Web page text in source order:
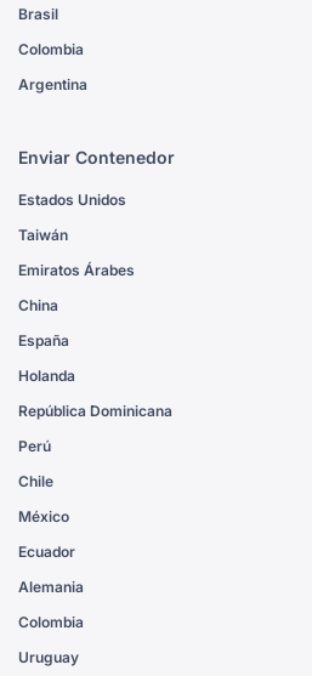
Brasil
Colombia
Argentina
Enviar Contenedor
Estados Unidos
Taiwán
Emiratos Árabes
China
España
Holanda
República Dominicana
Perú
Chile
México
Ecuador
Alemania
Colombia
Uruguay